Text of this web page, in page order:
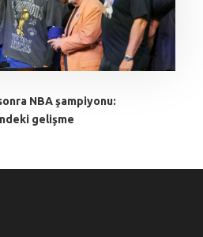
NBA şampiyonu:
gelişme